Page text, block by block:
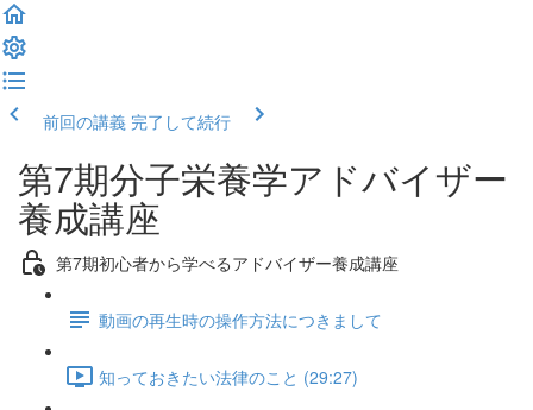
前回の講義 完了して続行
第7期分子栄養学アドバイザー
養成講座
第7期初心者から学べるアドバイザー養成講座
動画の再生時の操作方法につきまして
知っておきたい法律のこと (29:27)